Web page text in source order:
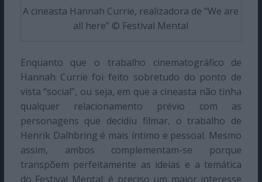
A cineasta Hannah Currie, realizadora de “We are
all here” © Festival Mental
Enquanto que o trabalho cinematográfico de
Hannah Currie foi feito sobretudo do ponto de
vista “social”, ou seja, em que a cineasta não tinha
qualquer relacionamento prévio com as
personagens que decidiu filmar, o trabalho de
Henrik Dalhbring é mais íntimo e pessoal. Mesmo
assim, ambos complementam-se porque
transpõem perfeitamente as ideias e a temática
do Festival Mental: é preciso um maior interesse